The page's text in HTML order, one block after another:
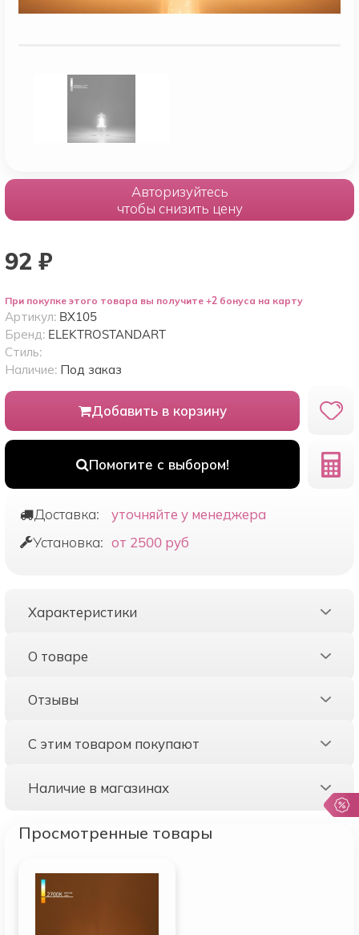
Авторизуйтесь
чтобы снизить цену
92 ₽
При покупке этого товара вы получите +2 бонуса на карту
Добавить в корзину
Помогите с выбором!
Артикул: BХ105
Бренд: ELEKTROSTANDART
Стиль:
Наличие: Под заказ
Доставка:
уточняйте у менеджера
Установка: от 2500 руб
Характеристики
О товаре
Отзывы
С этим товаром покупают
Наличие в магазинах
Просмотренные товары